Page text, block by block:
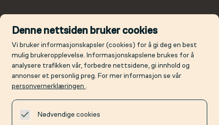
Denne nettsiden bruker cookies
Vi bruker informasjonskapsler (cookies) for å gi deg en best
mulig brukeropplevelse. Informasjonskapslene brukes for å
analysere trafikken vår, forbedre nettsidene, gi innhold og
annonser et personlig preg. For mer informasjon se vår
personvernerklæringen .
Nødvendige cookies